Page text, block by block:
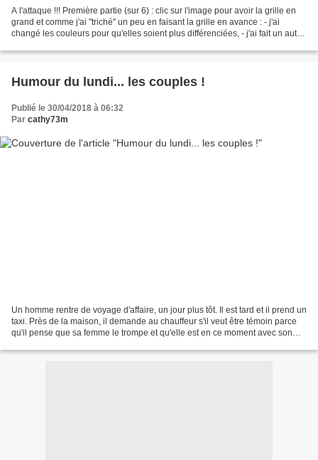
A l'attaque !!! Première partie (sur 6) : clic sur l'image pour avoir la grille en
grand et comme j'ai "triché" un peu en faisant la grille en avance : - j'ai
changé les couleurs pour qu'elles soient plus différenciées, - j'ai fait un autre
Humour du lundi... les couples !
Publié le 30/04/2018 à 06:32
Par cathy73m
Un homme rentre de voyage d'affaire, un jour plus tôt. Il est tard et il prend un
taxi. Près de la maison, il demande au chauffeur s'il veut être témoin parce
qu'il pense que sa femme le trompe et qu'elle est en ce moment avec son